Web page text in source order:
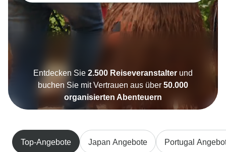
Entdecken Sie 2.500 Reiseveranstalter und
buchen Sie mit Vertrauen aus über 50.000
organisierten Abenteuern
Top-Angebote Japan Angebote Portugal